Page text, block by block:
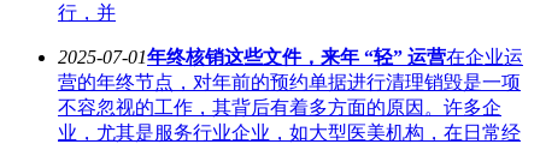
行，并
2025-07-01年终核销这些文件，来年 “轻” 运营在企业运
营的年终节点，对年前的预约单据进行清理销毁是一项
不容忽视的工作，其背后有着多方面的原因。许多企
业，尤其是服务行业企业，如大型医美机构，在日常经